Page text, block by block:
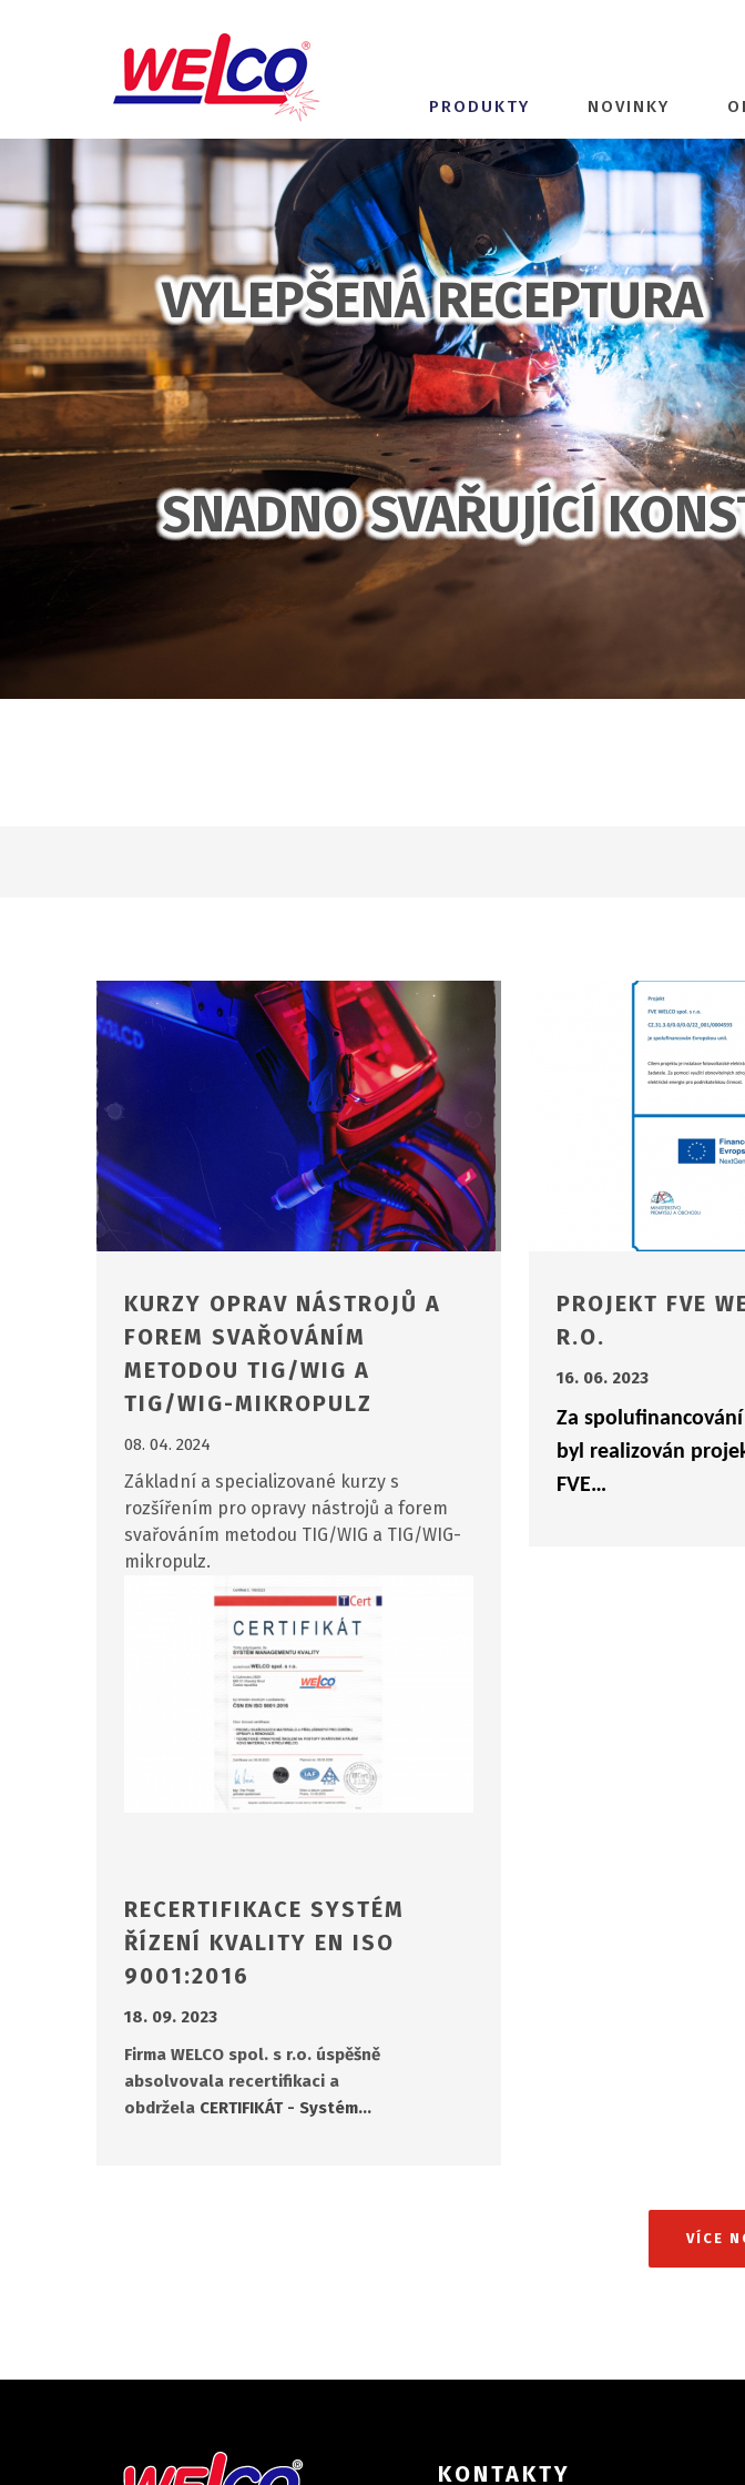
PRODUKTY NOVINKY
VYLEPŠENÁ RECEPTURA
SNADNO SVAŘUJÍCÍ
KURZY OPRAV NÁSTROJŮ A
FOREM SVAŘOVÁNÍM
METODOU TIG/WIG A
TIG/WIG-MIKROPULZ
08. 04. 2024
Základní a specializované kurzy s
rozšířením pro opravy nástrojů a forem
svařováním metodou TIG/WIG a TIG/WIG-
mikropulz.
RECERTIFIKACE SYSTÉM
ŘÍZENÍ KVALITY EN ISO
9001:2016
18. 09. 2023
Firma WELCO spol. s r.o. úspěšně
absolvovala recertifikaci a
obdržela CERTIFIKÁT - Systém…
PROJEKT FVE
R.O.
16. 06. 2023
Za
byl realizován
FVE…
VÍCE
KONTAKTY